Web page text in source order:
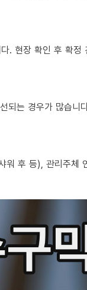
. 현장 확인 후 확정
되는 경우가 많습니
워 후 등), 관리주체